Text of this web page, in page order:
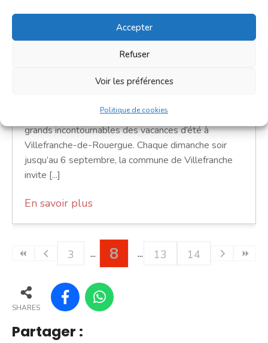
Accepter
Refuser
Voir les préférences
Politique de cookies
6 septembre 2026 - 7 septembre
18h30 - 23h30
Les marchés gourmands nocturnes, c’est l’un des
grands incontournables des vacances d’été à
Villefranche-de-Rouergue. Chaque dimanche soir
jusqu’au 6 septembre, la commune de Villefranche
invite [...]
En savoir plus
3 8 13 14
SHARES
Partager :